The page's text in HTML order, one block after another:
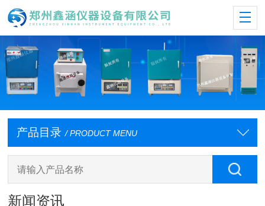
产品目录 / PRODUCT MENU
新闻资讯